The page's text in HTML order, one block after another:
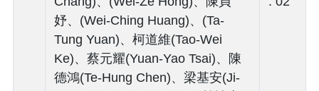
妤、(Wei-Ching Huang)、(Ta-
Tung Yuan)、柯道維(Tao-Wei
Ke)、蔡元耀(Yuan-Yao Tsai)、陳
德鴻(Te-Hung Chen)、梁基安(Ji-